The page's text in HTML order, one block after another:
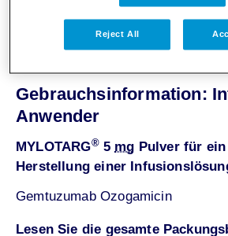
MYLOTARG 5 mg
Konzentrat zur
Gebrauchsinformation:
Anwender
MYLOTARG®5 mg Pulver für
Herstellung einer
Gemtuzumab Ozogamicin
Lesen Sie die gesamte
Reject All